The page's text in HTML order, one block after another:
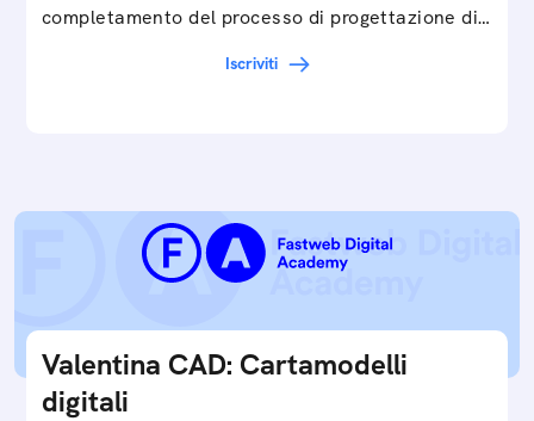
completamento del processo di progettazione di
Iscriviti
Valentina CAD: Cartamodelli
digitali